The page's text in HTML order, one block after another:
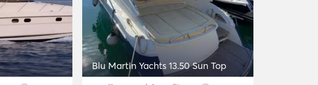
Blu Martin Yachts 13.50 Sun Top